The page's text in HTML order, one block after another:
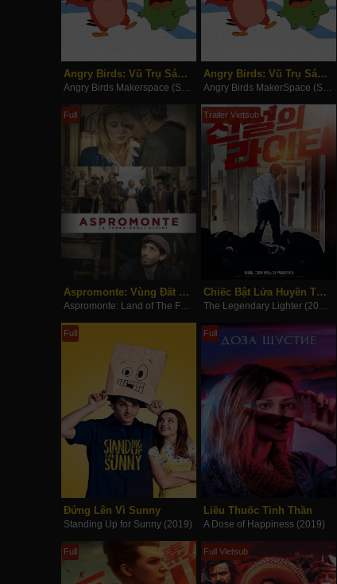
Angry Birds: Vũ Trụ Sáng Tạo (Phần 2)
Angry Birds Makerspace (Season 2) (2019)
Angry Birds: Vũ Trụ Sáng Tạo (Phần 1)
Angry Birds MakerSpace (Season 1) (2019)
Full
Aspromonte: Vùng Đất Bị Lãng Quên
Aspromonte: Land of The Forgotten (2019)
Trailer Vietsub
Chiếc Bật Lửa Huyền Thoại
The Legendary Lighter (2019)
Full
Đứng Lên Vì Sunny
Standing Up for Sunny (2019)
Full
Liều Thuốc Tinh Thần
A Dose of Happiness (2019)
Full Full Vietsub